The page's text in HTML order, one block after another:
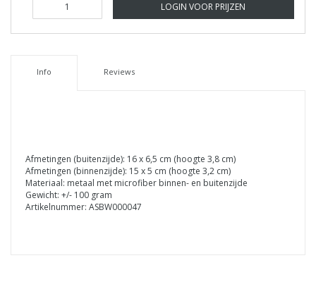
LOGIN VOOR PRIJZEN
Info Reviews
Afmetingen (buitenzijde): 16 x 6,5 cm (hoogte 3,8 cm)
Afmetingen (binnenzijde): 15 x 5 cm (hoogte 3,2 cm)
Materiaal: metaal met microfiber binnen- en buitenzijde
Gewicht: +/- 100 gram
Artikelnummer: ASBW000047